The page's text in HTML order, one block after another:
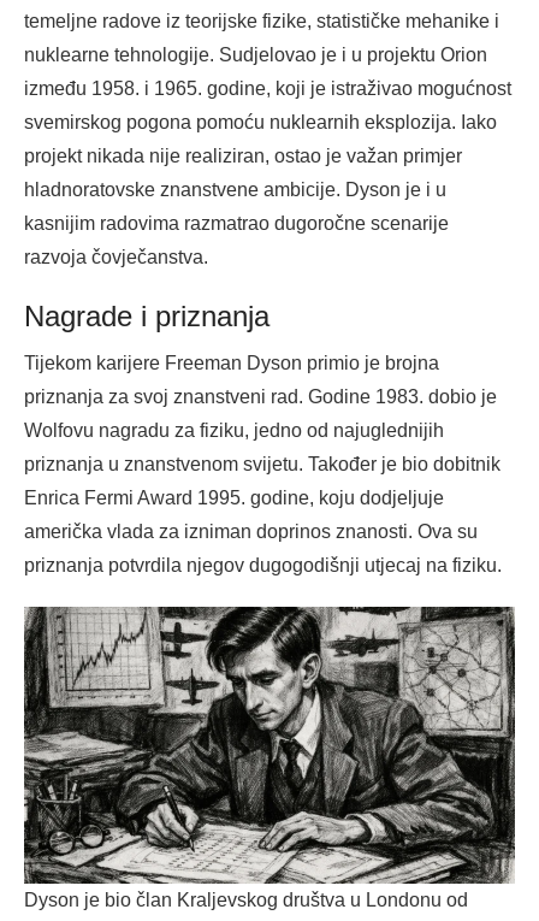
temeljne radove iz teorijske fizike, statističke mehanike i
nuklearne tehnologije. Sudjelovao je i u projektu Orion
između 1958. i 1965. godine, koji je istraživao mogućnost
svemirskog pogona pomoću nuklearnih eksplozija. Iako
projekt nikada nije realiziran, ostao je važan primjer
hladnoratovske znanstvene ambicije. Dyson je i u
kasnijim radovima razmatrao dugoročne scenarije
razvoja čovječanstva.
Nagrade i priznanja
Tijekom karijere Freeman Dyson primio je brojna
priznanja za svoj znanstveni rad. Godine 1983. dobio je
Wolfovu nagradu za fiziku, jedno od najuglednijih
priznanja u znanstvenom svijetu. Također je bio dobitnik
Enrica Fermi Award 1995. godine, koju dodjeljuje
američka vlada za izniman doprinos znanosti. Ova su
priznanja potvrdila njegov dugogodišnji utjecaj na fiziku.
Dyson je bio član Kraljevskog društva u Londonu od